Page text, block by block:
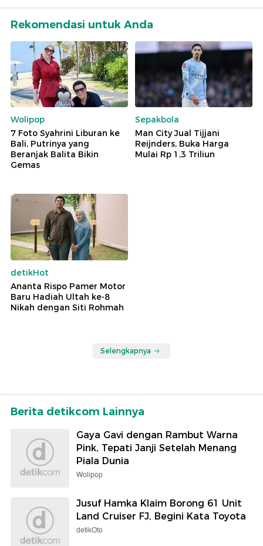
Rekomendasi untuk Anda
Wolipop
7 Foto Syahrini Liburan ke
Bali, Putrinya yang
Beranjak Balita Bikin
Gemas
Sepakbola
Man City Jual Tijjani
Reijnders, Buka Harga
Mulai Rp 1,3 Triliun
detikHot
Ananta Rispo Pamer Motor
Baru Hadiah Ultah ke-8
Nikah dengan Siti Rohmah
Selengkapnya
Berita detikcom Lainnya
Gaya Gavi dengan Rambut Warna
Pink, Tepati Janji Setelah Menang
Piala Dunia
Wolipop
Jusuf Hamka Klaim Borong 61 Unit
Land Cruiser FJ, Begini Kata Toyota
detikOto